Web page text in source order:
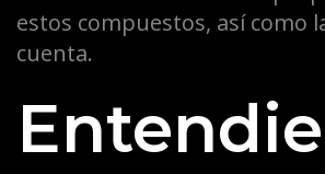
estos compuestos, así como
cuenta.